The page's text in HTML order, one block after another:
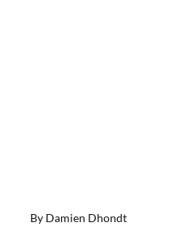
By Damien Dhondt